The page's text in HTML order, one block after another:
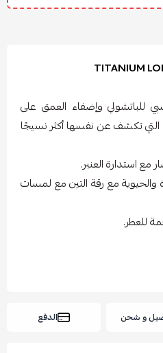
TITANIUM
للباتشولي وإضفاء العمق على
تكشف عن نفسها أكثر نسيجًا
مع استدارة العنبر.
والحيوية مع رقة التين مع لمسات
للعطر.
و شحن الدفع